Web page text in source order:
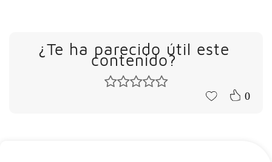
¿Te ha parecido útil este
contenido?
0